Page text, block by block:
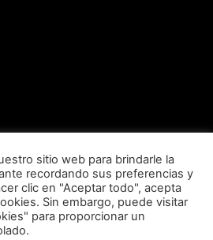
de usoPolítica de Privacidade
Mapa Web
sitio web para brindarle la
recordando sus preferencias y
clic en "Aceptar todo", acepta
Sin embargo, puede visitar
para proporcionar un